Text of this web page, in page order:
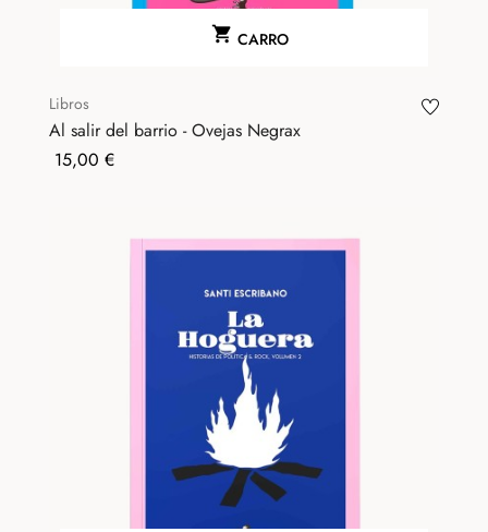
 CARRO
Libros
Al salir del barrio - Ovejas Negrax
Precio
15,00 €